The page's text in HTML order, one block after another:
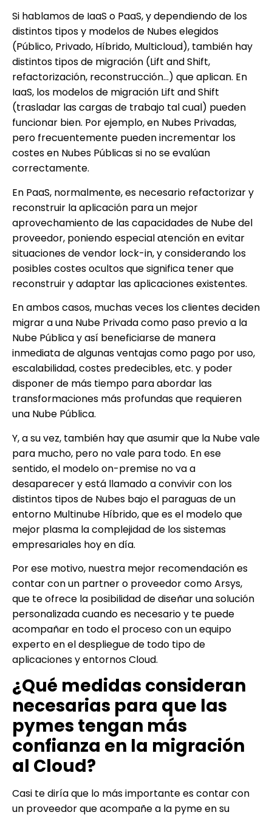
Si hablamos de IaaS o PaaS, y dependiendo de los
distintos tipos y modelos de Nubes elegidos
(Público, Privado, Híbrido, Multicloud), también hay
distintos tipos de migración (Lift and Shift,
refactorización, reconstrucción…) que aplican. En
IaaS, los modelos de migración Lift and Shift
(trasladar las cargas de trabajo tal cual) pueden
funcionar bien. Por ejemplo, en Nubes Privadas,
pero frecuentemente pueden incrementar los
costes en Nubes Públicas si no se evalúan
correctamente.
En PaaS, normalmente, es necesario refactorizar y
reconstruir la aplicación para un mejor
aprovechamiento de las capacidades de Nube del
proveedor, poniendo especial atención en evitar
situaciones de vendor lock-in, y considerando los
posibles costes ocultos que significa tener que
reconstruir y adaptar las aplicaciones existentes.
En ambos casos, muchas veces los clientes deciden
migrar a una Nube Privada como paso previo a la
Nube Pública y así beneficiarse de manera
inmediata de algunas ventajas como pago por uso,
escalabilidad, costes predecibles, etc. y poder
disponer de más tiempo para abordar las
transformaciones más profundas que requieren
una Nube Pública.
Y, a su vez, también hay que asumir que la Nube vale
para mucho, pero no vale para todo. En ese
sentido, el modelo on-premise no va a
desaparecer y está llamado a convivir con los
distintos tipos de Nubes bajo el paraguas de un
entorno Multinube Híbrido, que es el modelo que
mejor plasma la complejidad de los sistemas
empresariales hoy en día.
Por ese motivo, nuestra mejor recomendación es
contar con un partner o proveedor como Arsys,
que te ofrece la posibilidad de diseñar una solución
personalizada cuando es necesario y te puede
acompañar en todo el proceso con un equipo
experto en el despliegue de todo tipo de
aplicaciones y entornos Cloud.
¿Qué medidas consideran
necesarias para que las
pymes tengan más
confianza en la migración
al Cloud?
Casi te diría que lo más importante es contar con
un proveedor que acompañe a la pyme en su